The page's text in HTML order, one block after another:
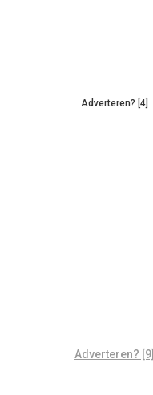
Adverteren? [4]
Adverteren? [9]